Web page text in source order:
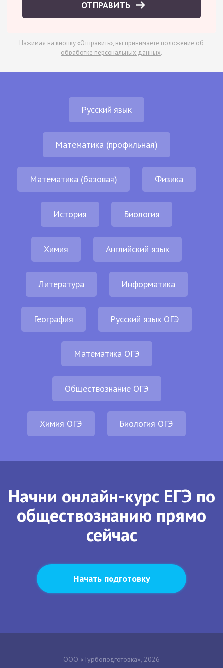
ОТПРАВИТЬ
Нажимая на кнопку «Отправить», вы принимаете положение об
обработке персональных данных.
Русский язык
Математика (профильная)
Математика (базовая) Физика
История Биология
Химия Английский язык
Литература Информатика
География Русский язык ОГЭ
Математика ОГЭ
Обществознание ОГЭ
Химия ОГЭ Биология ОГЭ
Начни онлайн-курс ЕГЭ по
обществознанию прямо
сейчас
Начать подготовку
ООО «Турбоподготовка», 2026